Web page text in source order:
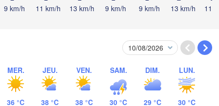
9 km/h
11 km/h
13 km/h
9 km/h
9 km/h
13 km/h
11
MER.
36 °C
JEU.
38 °C
VEN.
38 °C
SAM.
30 °C
DIM.
29 °C
LUN.
30 °C
Београд
Скопје
(Skopje)
Ниш
Podgorica
SERBIE
София
(Sofia)